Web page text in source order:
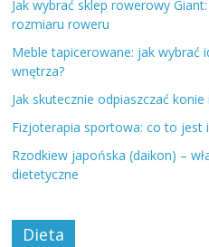
Jak wybrać sklep rowerowy
rozmiaru roweru
Meble tapicerowane: jak wybrać
wnętrza?
Jak skutecznie odpiaszczać
Fizjoterapia sportowa: co to jest
Rzodkiew japońska (daikon) –
dietetyczne
Dieta